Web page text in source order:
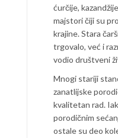
ćurčije,
majstori čiji su
krajine. Stara
trgovalo, već i
vodio društveni
Mnogi stariji
zanatlijske
kvalitetan rad.
porodičnim
ostale su deo